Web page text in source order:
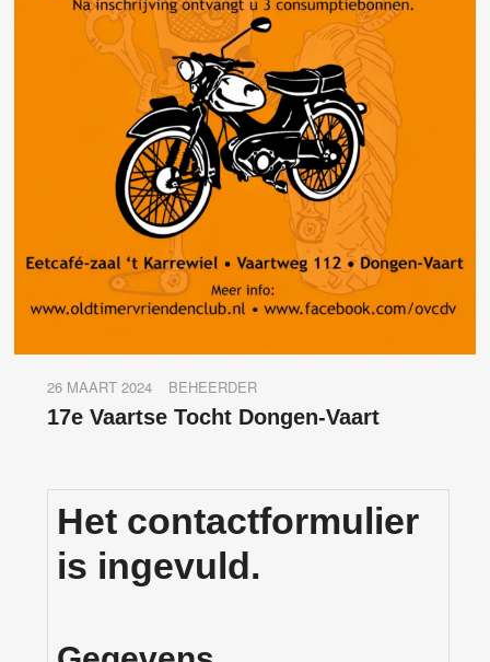
26 MAART 2024 BEHEERDER
17e Vaartse Tocht Dongen-Vaart
Het contactformulier
is ingevuld.